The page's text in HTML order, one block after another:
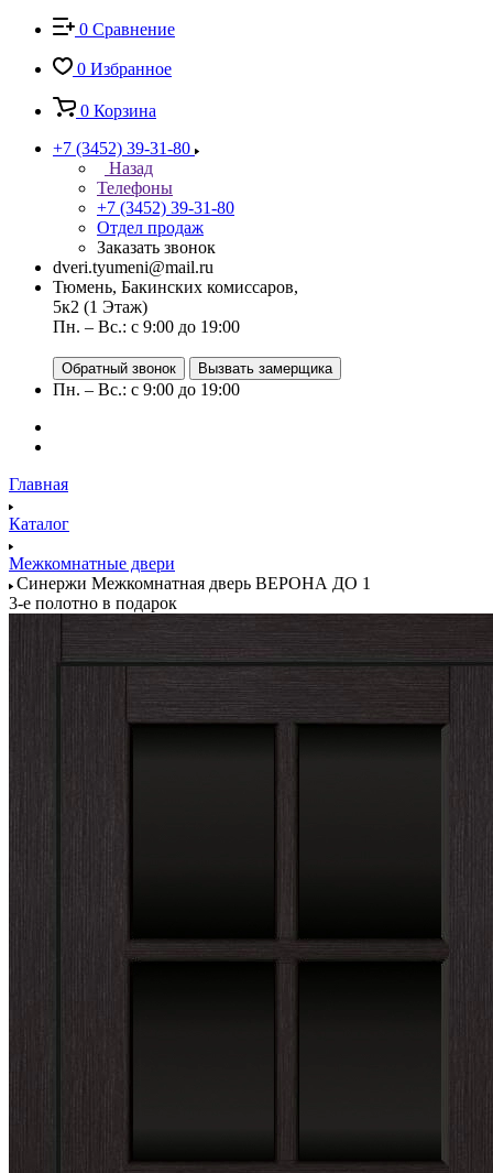
0 Сравнение
0 Избранное
0 Корзина
+7 (3452) 39-31-80
Назад
Телефоны
+7 (3452) 39-31-80
Отдел продаж
Заказать звонок
dveri.tyumeni@mail.ru
Тюмень, Бакинских комиссаров,
5к2 (1 Этаж)
Пн. – Вс.: с 9:00 до 19:00
Обратный звонок Вызвать замерщика
Пн. – Вс.: с 9:00 до 19:00
Главная
Каталог
Межкомнатные двери
Синержи Межкомнатная дверь ВЕРОНА ДО 1
3-е полотно в подарок